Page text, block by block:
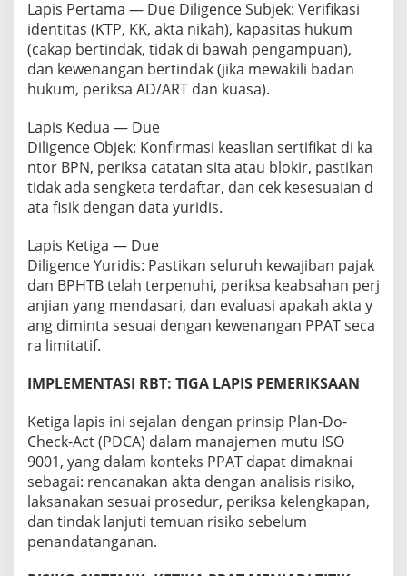
Lapis Pertama — Due Diligence Subjek: Verifikasi
identitas (KTP, KK, akta nikah), kapasitas hukum
(cakap bertindak, tidak di bawah pengampuan),
dan kewenangan bertindak (jika mewakili badan
hukum, periksa AD/ART dan kuasa).
Lapis Kedua — Due
Diligence Objek: Konfirmasi keaslian sertifikat di ka
ntor BPN, periksa catatan sita atau blokir, pastikan
tidak ada sengketa terdaftar, dan cek kesesuaian d
ata fisik dengan data yuridis.
Lapis Ketiga — Due
Diligence Yuridis: Pastikan seluruh kewajiban pajak
dan BPHTB telah terpenuhi, periksa keabsahan perj
anjian yang mendasari, dan evaluasi apakah akta y
ang diminta sesuai dengan kewenangan PPAT seca
ra limitatif.
IMPLEMENTASI RBT: TIGA LAPIS PEMERIKSAAN
Ketiga lapis ini sejalan dengan prinsip Plan-Do-
Check-Act (PDCA) dalam manajemen mutu ISO
9001, yang dalam konteks PPAT dapat dimaknai
sebagai: rencanakan akta dengan analisis risiko,
laksanakan sesuai prosedur, periksa kelengkapan,
dan tindak lanjuti temuan risiko sebelum
penandatanganan.